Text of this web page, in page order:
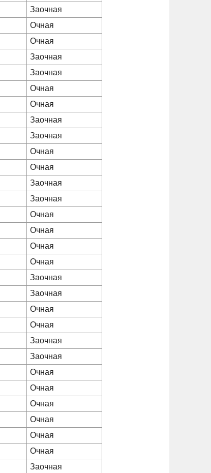
Заочная
Очная
Очная
Заочная
Заочная
Очная
Очная
Заочная
Заочная
Очная
Очная
Заочная
Заочная
Очная
Очная
Очная
Очная
Заочная
Заочная
Очная
Очная
Заочная
Заочная
Очная
Очная
Очная
Очная
Очная
Очная
Заочная